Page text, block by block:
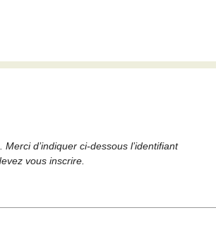
d’indiquer ci-dessous l’identifiant
vous inscrire.